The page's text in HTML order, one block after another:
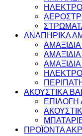
ΑΝΑΠΗΡΙΚΑ
ΑΚΟΥΣΤΙΚΑ
ΕΠΙΛΟΓΗ
ΠΡΟΪΟΝΤΑ